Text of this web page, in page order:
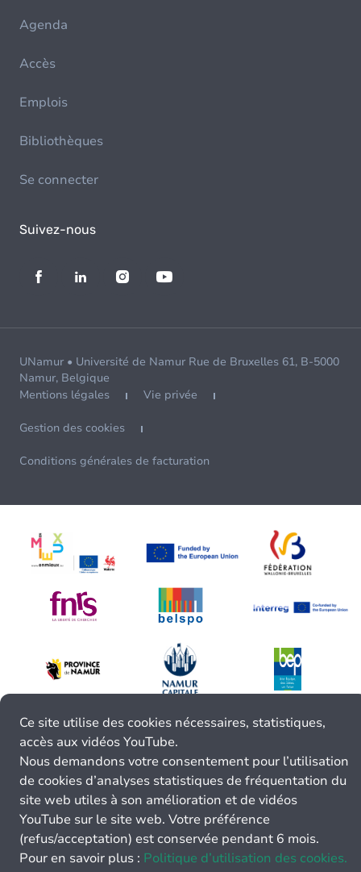
Agenda
Accès
Emplois
Bibliothèques
Se connecter
Suivez-nous
UNamur • Université de Namur Rue de Bruxelles 61, B-5000
Namur, Belgique
Mentions légales
Vie privée
Gestion des cookies
Conditions générales de facturation
Ce site utilise des cookies nécessaires, statistiques,
accès aux vidéos YouTube.
Nous demandons votre consentement pour l’utilisation
de cookies d’analyses statistiques de fréquentation du
site web utiles à son amélioration et de vidéos
YouTube sur le site web. Votre préférence
(refus/acceptation) est conservée pendant 6 mois.
Pour en savoir plus : Politique d’utilisation des cookies.